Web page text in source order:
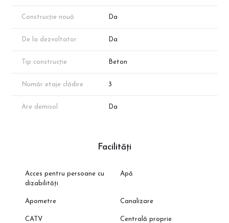
Construcție nouă Da
De la dezvoltator Da
Tip construcție Beton
Număr etaje clădire 3
Are demisol Da
Facilități
Acces pentru persoane cu
dizabilități
Apă
Apometre Canalizare
CATV Centrală proprie